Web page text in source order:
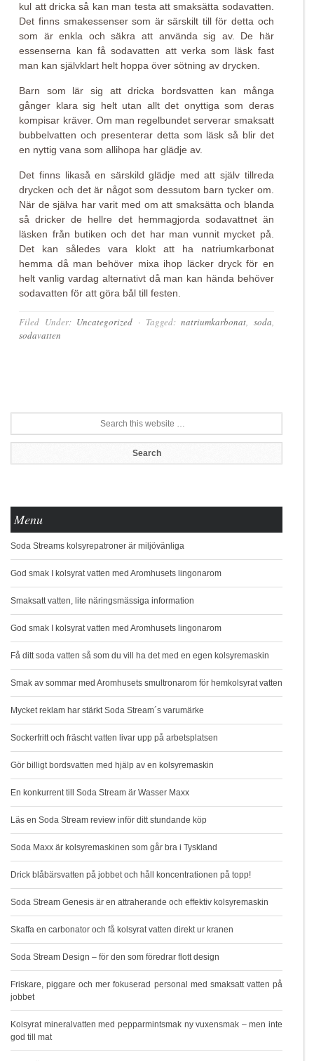
kul att dricka så kan man testa att smaksätta sodavatten.
Det finns smakessenser som är särskilt till för detta och
som är enkla och säkra att använda sig av. De här
essenserna kan få sodavatten att verka som läsk fast
man kan självklart helt hoppa över sötning av drycken.
Barn som lär sig att dricka bordsvatten kan många
gånger klara sig helt utan allt det onyttiga som deras
kompisar kräver. Om man regelbundet serverar smaksatt
bubbelvatten och presenterar detta som läsk så blir det
en nyttig vana som allihopa har glädje av.
Det finns likaså en särskild glädje med att själv tillreda
drycken och det är något som dessutom barn tycker om.
När de själva har varit med om att smaksätta och blanda
så dricker de hellre det hemmagjorda sodavattnet än
läsken från butiken och det har man vunnit mycket på.
Det kan således vara klokt att ha natriumkarbonat
hemma då man behöver mixa ihop läcker dryck för en
helt vanlig vardag alternativt då man kan hända behöver
sodavatten för att göra bål till festen.
Filed Under: Uncategorized · Tagged:natriumkarbonat, soda,
sodavatten
Menu
Soda Streams kolsyrepatroner är miljövänliga
God smak I kolsyrat vatten med Aromhusets lingonarom
Smaksatt vatten, lite näringsmässiga information
God smak I kolsyrat vatten med Aromhusets lingonarom
Få ditt soda vatten så som du vill ha det med en egen kolsyremaskin
Smak av sommar med Aromhusets smultronarom för hemkolsyrat vatten
Mycket reklam har stärkt Soda Stream´s varumärke
Sockerfritt och fräscht vatten livar upp på arbetsplatsen
Gör billigt bordsvatten med hjälp av en kolsyremaskin
En konkurrent till Soda Stream är Wasser Maxx
Läs en Soda Stream review inför ditt stundande köp
Soda Maxx är kolsyremaskinen som går bra i Tyskland
Drick blåbärsvatten på jobbet och håll koncentrationen på topp!
Soda Stream Genesis är en attraherande och effektiv kolsyremaskin
Skaffa en carbonator och få kolsyrat vatten direkt ur kranen
Soda Stream Design – för den som föredrar flott design
Friskare, piggare och mer fokuserad personal med smaksatt vatten på
jobbet
Kolsyrat mineralvatten med pepparmintsmak ny vuxensmak – men inte
god till mat